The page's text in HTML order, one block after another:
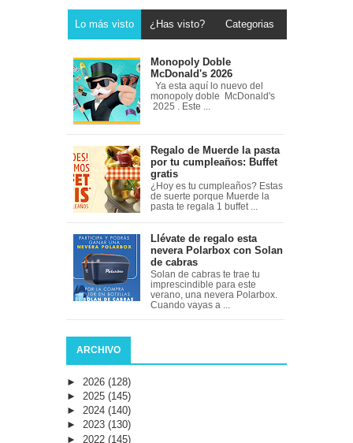
Lo más visto ¿Has visto? Categorias
Monopoly Doble
McDonald's 2026
Ya esta aquí lo nuevo del
monopoly doble McDonald's
2025 . Este ...
Regalo de Muerde la pasta
por tu cumpleaños: Buffet
gratis
¿Hoy es tu cumpleaños? Estas
de suerte porque Muerde la
pasta te regala 1 buffet ...
Llévate de regalo esta
nevera Polarbox con Solan
de cabras
Solan de cabras te trae tu
imprescindible para este
verano, una nevera Polarbox.
Cuando vayas a ...
ARCHIVO
► 2026 (128)
► 2025 (145)
► 2024 (140)
► 2023 (130)
► 2022 (145)